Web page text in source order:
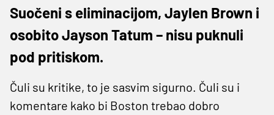
Suočeni s eliminacijom, Jaylen Brown i
osobito Jayson Tatum – nisu puknuli
pod pritiskom.
Čuli su kritike, to je sasvim sigurno. Čuli su i
komentare kako bi Boston trebao dobro